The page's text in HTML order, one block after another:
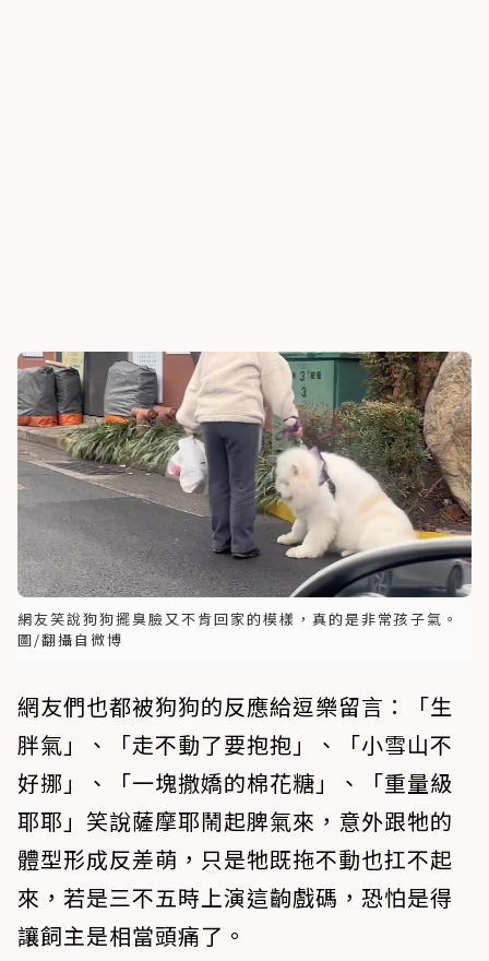
網友笑說狗狗擺臭臉又不肯回家的模樣，真的是非常孩子氣。
圖/翻攝自微博
網友們也都被狗狗的反應給逗樂留言：「生
胖氣」、「走不動了要抱抱」、「小雪山不
好挪」、「一塊撒嬌的棉花糖」、「重量級
耶耶」笑說薩摩耶鬧起脾氣來，意外跟牠的
體型形成反差萌，只是牠既拖不動也扛不起
來，若是三不五時上演這齣戲碼，恐怕是得
讓飼主是相當頭痛了。